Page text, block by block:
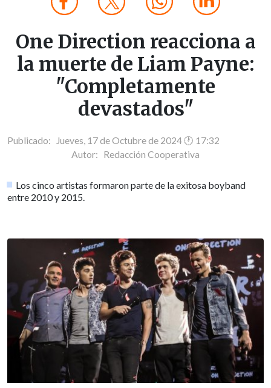
One Direction reacciona a
la muerte de Liam Payne:
"Completamente
devastados"
Publicado: Jueves, 17 de Octubre de 2024 🕐 17:32
Autor: Redacción Cooperativa
Los cinco artistas formaron parte de la exitosa boyband
entre 2010 y 2015.